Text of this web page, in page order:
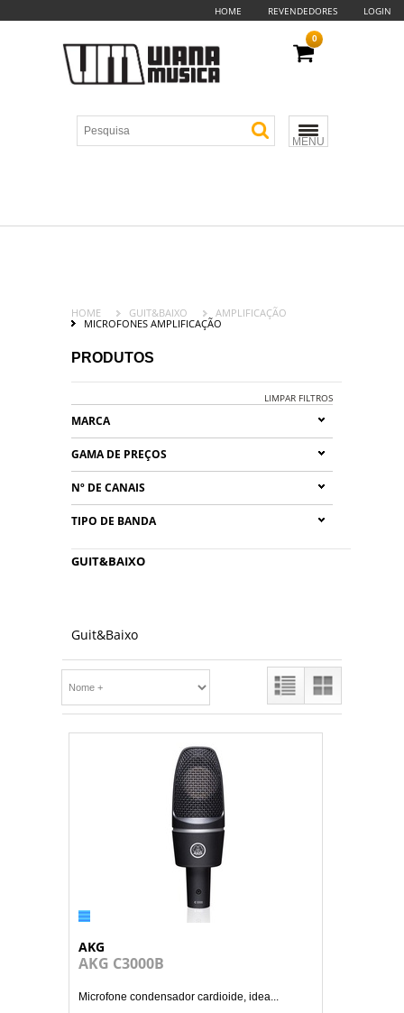
HOME REVENDEDORES LOGIN
MENU
0
HOME GUIT&BAIXO
AMPLIFICAÇÃO
MICROFONES AMPLIFICAÇÃO
PRODUTOS
LIMPAR FILTROS
MARCA
GAMA DE PREÇOS
Nº DE CANAIS
TIPO DE BANDA
GUIT&BAIXO
Guit&Baixo
AKG
AKG C3000B
Microfone condensador cardioide, idea...